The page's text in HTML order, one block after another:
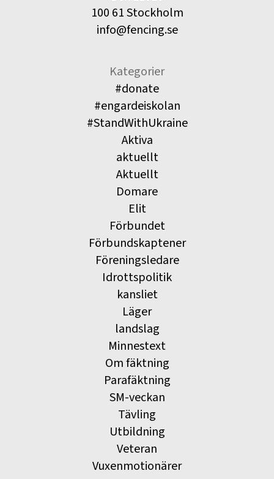
100 61 Stockholm
info@fencing.se
Kategorier
#donate
#engardeiskolan
#StandWithUkraine
Aktiva
aktuellt
Aktuellt
Domare
Elit
Förbundet
Förbundskaptener
Föreningsledare
Idrottspolitik
kansliet
Läger
landslag
Minnestext
Om fäktning
Parafäktning
SM-veckan
Tävling
Utbildning
Veteran
Vuxenmotionärer